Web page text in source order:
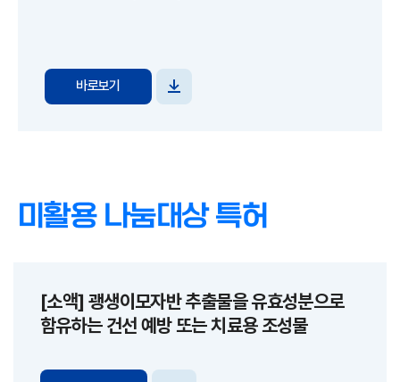
바로보기
파일
미활용 나눔대상 특허
[소액] 괭생이모자반 추출물을 유효성분으로
함유하는 건선 예방 또는 치료용 조성물